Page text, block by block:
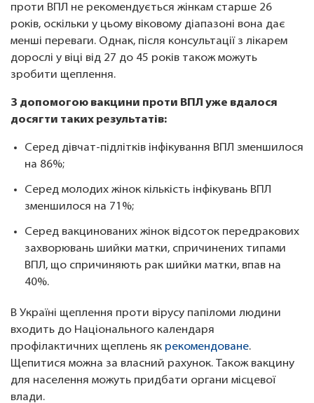
проти ВПЛ не рекомендується жінкам старше 26
років, оскільки у цьому віковому діапазоні вона дає
менші переваги. Однак, після консультації з лікарем
дорослі у віці від 27 до 45 років також можуть
зробити щеплення.
З допомогою вакцини проти ВПЛ уже вдалося
досягти таких результатів:
Серед дівчат-підлітків інфікування ВПЛ зменшилося
на 86%;
Серед молодих жінок кількість інфікувань ВПЛ
зменшилося на 71%;
Серед вакцинованих жінок відсоток передракових
захворювань шийки матки, спричинених типами
ВПЛ, що спричиняють рак шийки матки, впав на
40%.
В Україні щеплення проти вірусу папіломи людини
входить до Національного календаря
профілактичних щеплень як рекомендоване.
Щепитися можна за власний рахунок. Також вакцину
для населення можуть придбати органи місцевої
влади.